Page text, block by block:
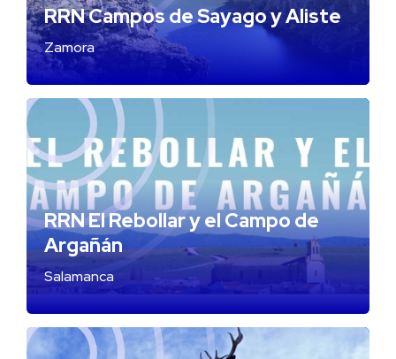
RRN Campos de Sayago y Aliste
Zamora
RRN El Rebollar y el Campo de
Argañán
Salamanca